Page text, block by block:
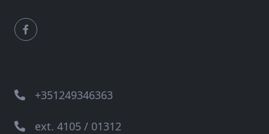
+351249346363
ext. 4105 / 01312